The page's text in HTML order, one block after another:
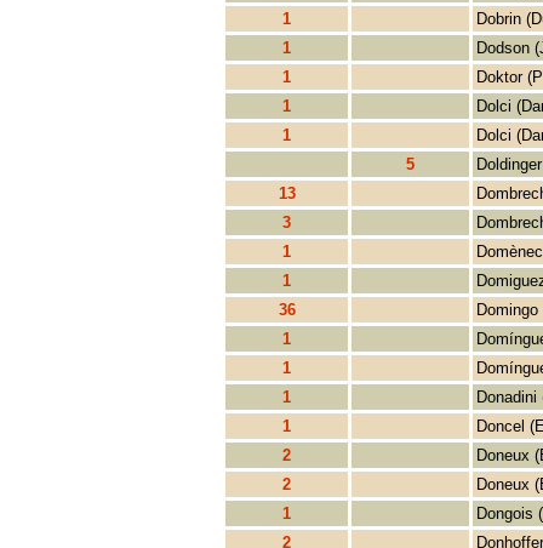
1
Dobrin
1
Dodson
1
Doktor
1
Dolci
1
Dolci
5
13
3
1
1
36
1
1
1
Donadini
1
Doncel
2
Doneux
2
Doneux
1
Dongois
2